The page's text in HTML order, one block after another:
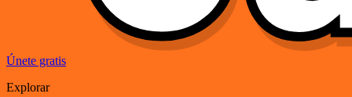
Únete gratis
Explorar